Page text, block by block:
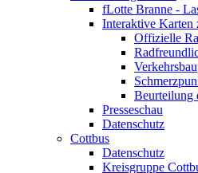
fLotte Branne -
Interaktive Karten
Offizielle
Beurteilung
Presseschau
Datenschutz
Cottbus
Datenschutz
Kreisgruppe